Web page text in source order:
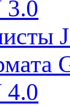
3.0
4.0